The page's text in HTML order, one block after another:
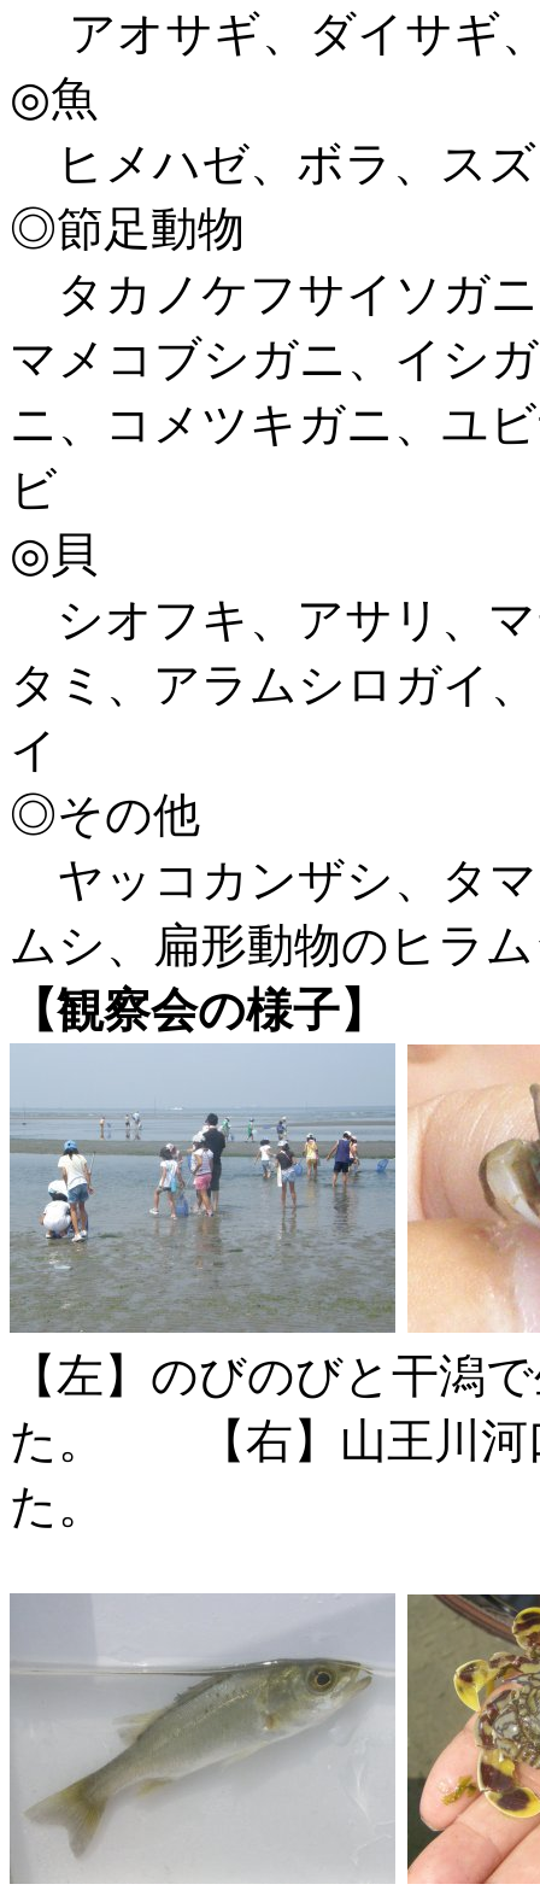
アオサギ、ダイサギ
◎魚
ヒメハゼ、ボラ、ス
◎節足動物
タカノケフサイソガ
マメコブシガニ、イシ
ニ、コメツキガニ、ユ
ビ
◎貝
シオフキ、アサリ、
タミ、アラムシロガイ
イ
◎その他
ヤッコカンザシ、タ
ムシ、扁形動物のヒラ
【観察会の様子】
【左】のびのびと干潟
た。 【右】山王川河
た。